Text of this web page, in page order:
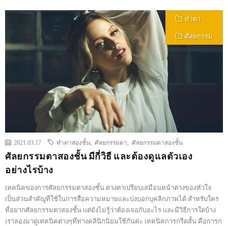
ทำตา
ศัลยกรรม
2021.03.17 ทำตาสองชั้น ศัลยกรรมตา ศัลยกรรมตาสองชั้น
ศัลยกรรมตาสองชั้น มีกี่วิธี และต้องดูแลตัวเอง
อย่างไรบ้าง
เทคนิคของการศัลยกรรมตาสองชั้น ดวงตาเปรียบเสมือนหน้าต่างของหัวใจ
เป็นส่วนสำคัญที่ใช้ในการสื่อความหมายและบ่งบอกบุคลิกภาพได้ สำหรับใคร
ที่อยากศัลยกรรมตาสองชั้น แต่ยังไม่รู้ว่าต้องเจอกับอะไร และมีวิธีการใดบ้าง
เราลองมาดูเทคนิคต่างๆที่ทางคลินิกนิยมใช้กันค่ะ เทคนิคการกรีดสั้น คือการก